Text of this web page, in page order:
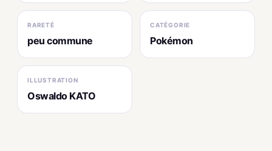
RARETÉ
peu commune
CATÉGORIE
Pokémon
ILLUSTRATION
Oswaldo KATO